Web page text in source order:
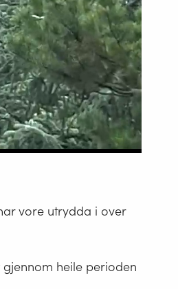
vore utrydda i over
gjennom heile perioden